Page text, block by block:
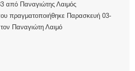
από Παναγιώτης Λαιμός
πραγματοποιήθηκε Παρασκευή 03-
Παναγιώτη Λαιμό